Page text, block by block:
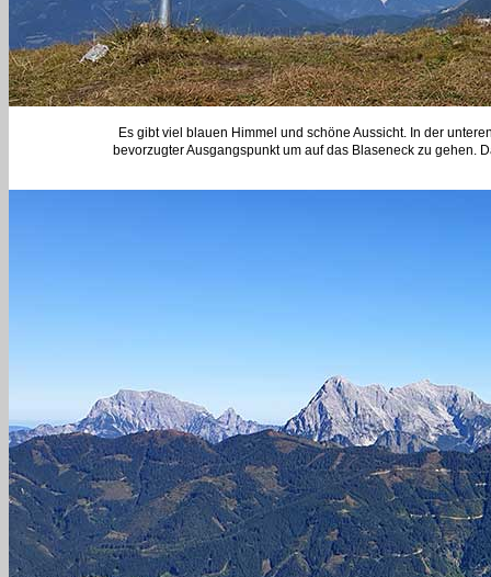
Es gibt viel blauen Himmel und schöne Aussicht. In der
bevorzugter Ausgangspunkt um auf das Blaseneck zu gehen.